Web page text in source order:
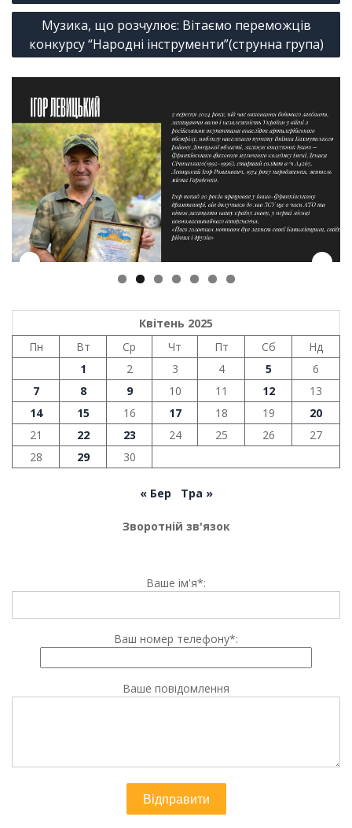
Музика, що розчулює: Вітаємо переможців
конкурсу “Народні інструменти”(струнна група)
Квітень 2025
Пн
Вт Ср Чт Пт Сб
Нд
1
2 3 4 5
6
7
8 9 10 11 12
13
14
15 16 17 18 19
20
21
22 23 24 25 26
27
28
29 30
« Бер Тра »
Зворотній зв'язок
Ваше ім'я*:
Ваш номер телефону*:
Ваше повідомлення